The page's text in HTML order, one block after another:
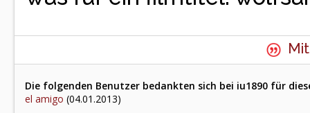
Die folgenden Benutzer bedankten sich bei iu1890 für
el amigo (04.01.2013)